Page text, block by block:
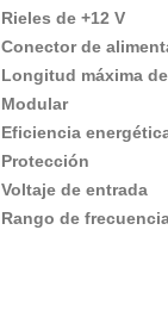
Rieles de +12 V
Conector de
Longitud máxima
Modular
Eficiencia
Protección
Voltaje de entrada
Rango de